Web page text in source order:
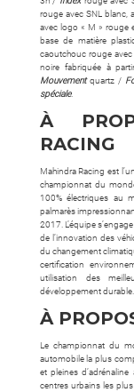
rouge avec SNL blanc,
avec logo « M » rouge
base de matière
caoutchouc rouge
noire fabriquée à
Mouvementquartz /
spéciale.
À
RACING
Mahindra Racing est
championnat du
100% électriques au
palmarès
2017. L’équipe
de l’innovation des
du changement
certification
utilisation des
développement durable.
À
Le championnat du
automobile la plus
et pleines
centres urbains les